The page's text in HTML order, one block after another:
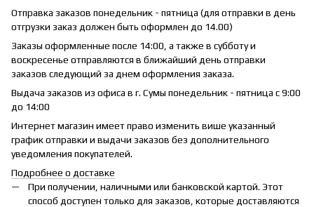
Отправка заказов понедельник - пятница (для отправки в день
отгрузки заказ должен быть оформлен до 14.00)
Заказы оформленные после 14:00, а также в субботу и
воскресенье отправляются в ближайший день отправки
заказов следующий за днем оформления заказа.
Выдача заказов из офиса в г. Сумы понедельник - пятница с 9:00
до 14:00
Интернет магазин имеет право изменить више указанный
график отправки и выдачи заказов без дополнительного
уведомления покупателей.
Подробнее о доставке
При получении, наличными или банковской картой. Этот
способ доступен только для заказов, которые доставляются